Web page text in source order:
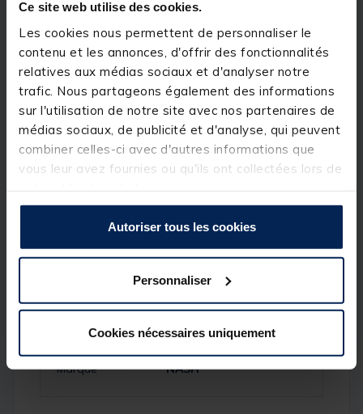
Ce site web utilise des cookies.
Les cookies nous permettent de personnaliser le
contenu et les annonces, d'offrir des fonctionnalités
relatives aux médias sociaux et d'analyser notre
trafic. Nous partageons également des informations
sur l'utilisation de notre site avec nos partenaires de
médias sociaux, de publicité et d'analyse, qui peuvent
combiner celles-ci avec d'autres informations que
vous leur avez fournies ou qu'ils ont collectées lors de
Autoriser tous les cookies
Personnaliser
Cookies nécessaires uniquement
pêche.
Détails
Caractéristiques:
Couvercle teinté
Construction moulée incassable
Verrous avant faciles à glisser
Mesure Metrix et Imperial pour vos bas de lignes
Trois compartiments principaux
Un compartiment pleine largeur
Dimension: 34.5cm x 26cm x 6cm
Marque
NASH